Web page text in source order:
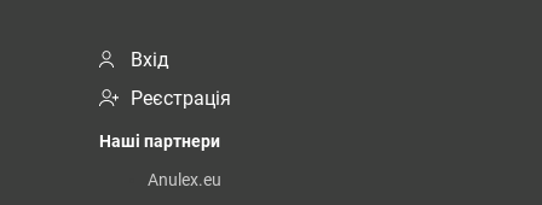
Вхід
Реєстрація
Наші партнери
Anulex.eu